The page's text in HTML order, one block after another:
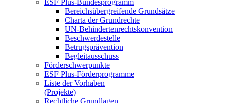
Be­reichs­über­grei­fen­de Grund­sät­ze
Char­ta der Grund­rech­te
UN-Be­hin­der­ten­rechts­kon­ven­ti­on
Be­schwer­de­stel­le
Be­trugs­prä­ven­ti­on
Be­glei­taus­schuss
För­der­schwer­punk­te
ESF Plus-För­der­pro­gram­me
Lis­te der Vor­ha­ben
(Pro­jek­te)
Recht­li­che Grund­la­gen